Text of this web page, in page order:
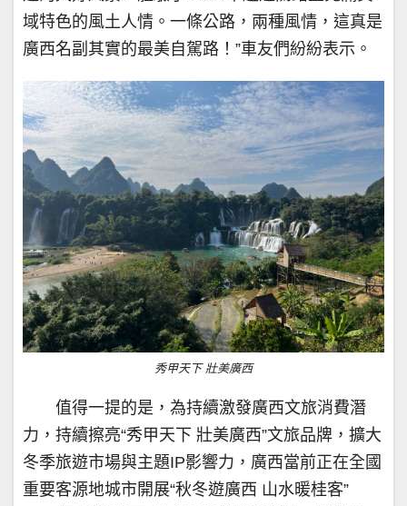
域特色的風土人情。一條公路，兩種風情，這真是
廣西名副其實的最美自駕路！”車友們紛紛表示。
秀甲天下 壯美廣西
值得一提的是，為持續激發廣西文旅消費潛
力，持續擦亮“秀甲天下 壯美廣西”文旅品牌，擴大
冬季旅遊市場與主題IP影響力，廣西當前正在全國
重要客源地城市開展“秋冬遊廣西 山水暖桂客”